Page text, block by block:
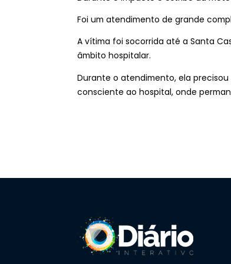
Foi um atendimento de grande
A vítima foi socorrida até a Santa
âmbito hospitalar.
Durante o atendimento, ela
consciente ao hospital, onde